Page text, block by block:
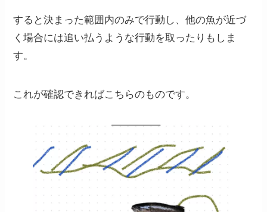
すると決まった範囲内のみで行動し、他の魚が近づ
く場合には追い払うような行動を取ったりもしま
す。
これが確認できればこちらのものです。